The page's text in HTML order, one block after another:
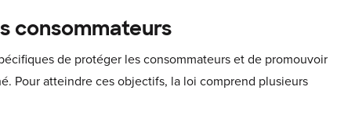
consommateurs
de protéger les consommateurs et de promouvoir
Pour atteindre ces objectifs, la loi comprend plusieurs